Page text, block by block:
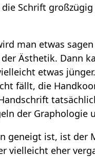
Schrift
man etwas
Ästhetik. Dann
etwas
fällt, die
der Graphologie
geneigt ist, ist
vielleicht eher